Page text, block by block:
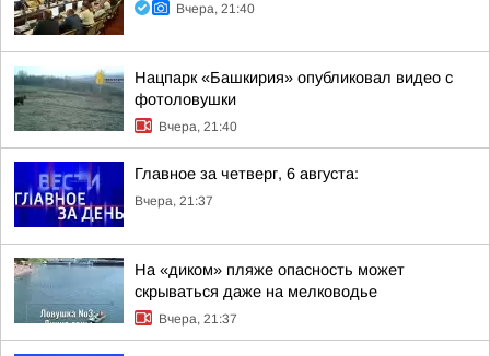
Вчера, 21:40
Нацпарк «Башкирия» опубликовал видео с
фотоловушки
Вчера, 21:40
Главное за четверг, 6 августа:
Вчера, 21:37
На «диком» пляже опасность может
скрываться даже на мелководье
Вчера, 21:37